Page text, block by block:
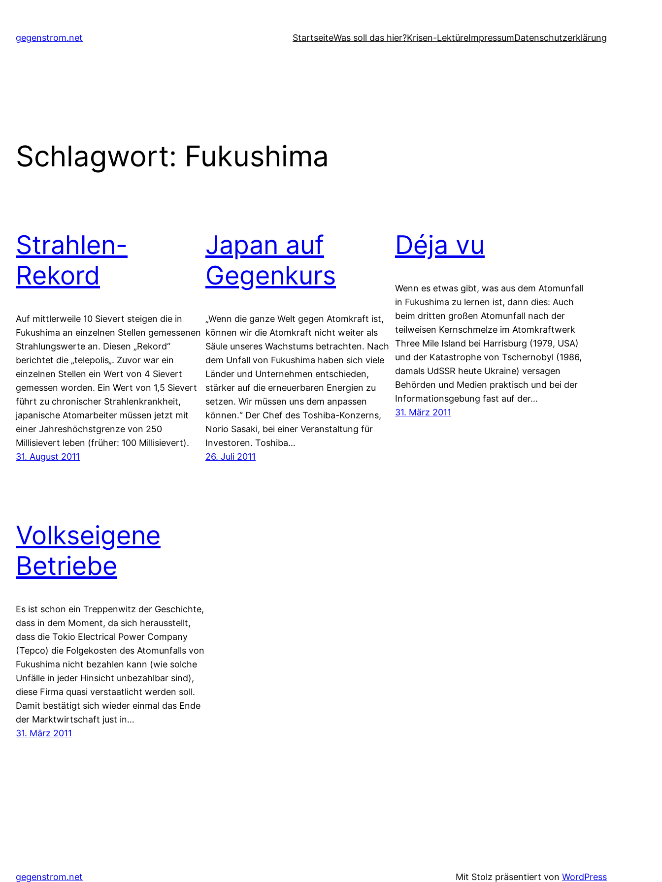
springen
gegenstrom.net StartseiteWas soll das hier?Krisen-LektüreImpressumDatenschutzerklärung
Schlagwort: Fukushima
Strahlen-
Rekord
Auf mittlerweile 10 Sievert steigen die in
Fukushima an einzelnen Stellen gemessenen
Strahlungswerte an. Diesen „Rekord“
berichtet die „telepolis„. Zuvor war ein
einzelnen Stellen ein Wert von 4 Sievert
gemessen worden. Ein Wert von 1,5 Sievert
führt zu chronischer Strahlenkrankheit,
japanische Atomarbeiter müssen jetzt mit
einer Jahreshöchstgrenze von 250
Millisievert leben (früher: 100 Millisievert).
31. August 2011
Japan auf
Gegenkurs
„Wenn die ganze Welt gegen Atomkraft ist,
können wir die Atomkraft nicht weiter als
Säule unseres Wachstums betrachten. Nach
dem Unfall von Fukushima haben sich viele
Länder und Unternehmen entschieden,
stärker auf die erneuerbaren Energien zu
setzen. Wir müssen uns dem anpassen
können.“ Der Chef des Toshiba-Konzerns,
Norio Sasaki, bei einer Veranstaltung für
Investoren. Toshiba…
26. Juli 2011
Déja vu
Wenn es etwas gibt, was aus dem Atomunfall
in Fukushima zu lernen ist, dann dies: Auch
beim dritten großen Atomunfall nach der
teilweisen Kernschmelze im Atomkraftwerk
Three Mile Island bei Harrisburg (1979, USA)
und der Katastrophe von Tschernobyl (1986,
damals UdSSR heute Ukraine) versagen
Behörden und Medien praktisch und bei der
Informationsgebung fast auf der…
31. März 2011
Volkseigene
Betriebe
Es ist schon ein Treppenwitz der Geschichte,
dass in dem Moment, da sich herausstellt,
dass die Tokio Electrical Power Company
(Tepco) die Folgekosten des Atomunfalls von
Fukushima nicht bezahlen kann (wie solche
Unfälle in jeder Hinsicht unbezahlbar sind),
diese Firma quasi verstaatlicht werden soll.
Damit bestätigt sich wieder einmal das Ende
der Marktwirtschaft just in…
31. März 2011
gegenstrom.net Mit Stolz präsentiert von WordPress